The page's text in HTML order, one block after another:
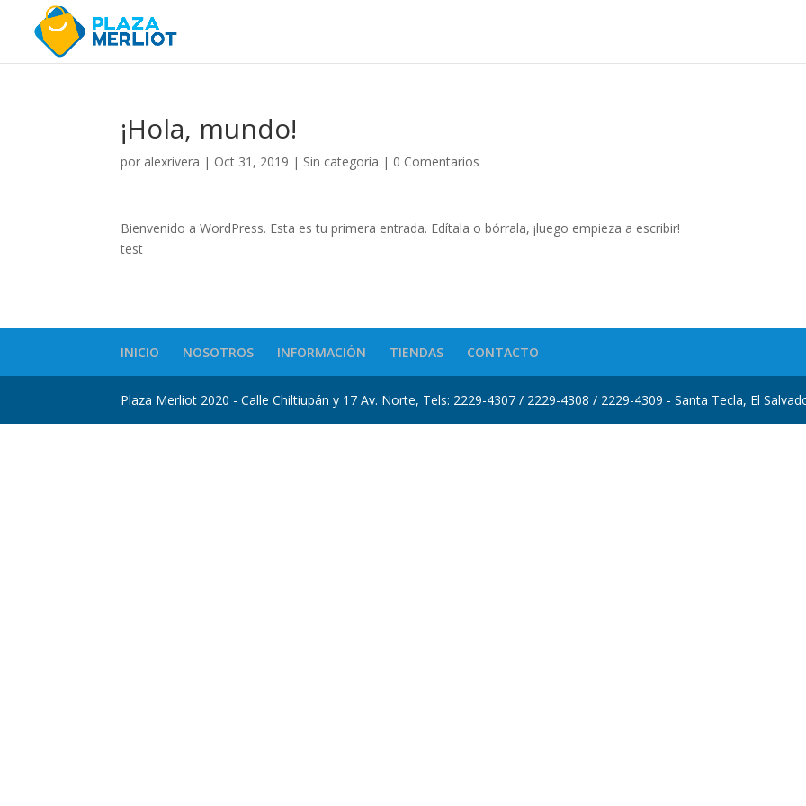
¡Hola, mundo!
por alexrivera | Oct 31, 2019 | Sin categoría | 0 Comentarios
Bienvenido a WordPress. Esta es tu primera entrada. Edítala o bórrala, ¡luego empieza a escribir!
test
INICIO NOSOTROS INFORMACIÓN TIENDAS CONTACTO
Plaza Merliot 2020 - Calle Chiltiupán y 17 Av. Norte, Tels: 2229-4307 / 2229-4308 / 2229-4309 - Santa Tecla, El